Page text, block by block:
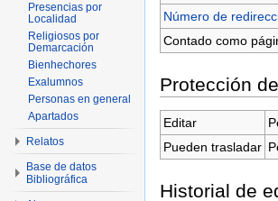
Número de
Contado como
Protección
Editar
Pueden trasladar
Historial de
Presencias por
Localidad
Religiosos por
Demarcación
Bienhechores
Exalumnos
Personas en general
Apartados
Relatos
Base de datos
Bibliográfica